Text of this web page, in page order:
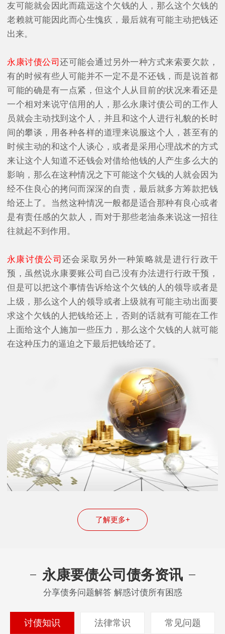
友可能就会因此而疏远这个欠钱的人，那么这个欠钱的
老赖就可能因此而心生愧疚，最后就有可能主动把钱还
出来。
永康讨债公司还可能会通过另外一种方式来索要欠款，
有的时候有些人可能并不一定不是不还钱，而是说首都
可能的确是有一点紧，但这个人从目前的状况来看还是
一个相对来说守信用的人，那么永康讨债公司的工作人
员就会主动找到这个人，并且和这个人进行礼貌的长时
间的攀谈，用各种各样的道理来说服这个人，甚至有的
时候主动的和这个人谈心，或者是采用心理战术的方式
来让这个人知道不还钱会对借给他钱的人产生多么大的
影响，那么在这种情况之下可能这个欠钱的人就会因为
经不住良心的拷问而深深的自责，最后就多方筹款把钱
给还上了。当然这种情况一般都是适合那种有良心或者
是有责任感的欠款人，而对于那些老油条来说这一招往
往就起不到作用。
永康讨债公司 还会采取另外一种策略就是进行行政干
预，虽然说永康要账公司自己没有办法进行行政干预，
但是可以把这个事情告诉给这个欠钱的人的领导或者是
上级，那么这个人的领导或者上级就有可能主动出面要
求这个欠钱的人把钱给还上，否则的话就有可能在工作
上面给这个人施加一些压力，那么这个欠钱的人就可能
在这种压力的逼迫之下最后把钱给还了。
了解更多+
永康要债公司债务资讯
分享债务问题解答 解惑讨债所有困惑
讨债知识 法律常识 常见问题